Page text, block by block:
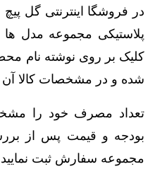
در فروشگا اینترنتی گل
پلاستیکی مجموعه مدل ها
کلیک بر روی نوشته نام
شده و در مشخصات کالا آن
تعداد مصرف خود را
بودجه و قیمت پس از
مجموعه سفارش ثبت